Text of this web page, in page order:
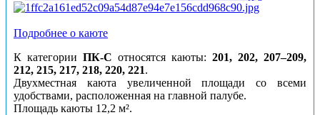
Подробнее о каюте
К категории ПК-С относятся каюты: 201, 202, 207–209,
212, 215, 217, 218, 220, 221.
Двухместная каюта увеличенной площади со всеми
удобствами, расположенная на главной палубе.
Площадь каюты 12,2 м².